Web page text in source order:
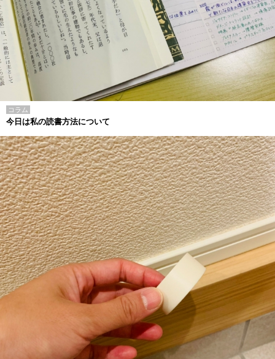
コラム
今日は私の読書方法について